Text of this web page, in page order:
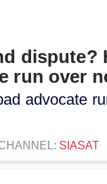
dispute?
run over
advocate
SIASAT